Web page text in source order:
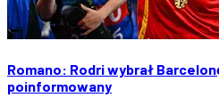
Romano: Rodri wybrał
poinformowany